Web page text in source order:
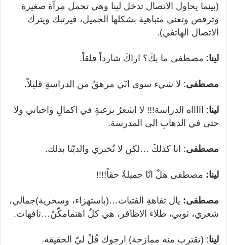
(بينما يحاول الاتصال تدخل لينا وهي تحمل مرآة صغيرة
وترقص وتغني متباهية بشكلها الجميل، فيرتبك ويترك
الاتصال الهاتفي).
لينا: مصطفى ما بكَ؟ اراكَ شارداً قلقاً.
مصطفى: لا شيء سوى انّي مرهقٌ من الدراسةِ قليلاً.
لينا: اااااه الدراسة!!! لا اشعرُ برغبةٍ في اكمالِ واجباتي ولا
حتى في الذهابِ الى المدرسة.
مصطفى: انا كذلكَ …لكن لا تُخبري والديّنا بذلك.
لينا: مصطفى هلْ انّا جميلةٌ حقاً!!!!
مصطفى: يال تفاهةِ الفتيات…(باستهزاء، وسخرية)جمالي،
شعري، ثوبي، طلاء الاظافر، هي كلُ اهتمامكّنْ…تافهات.
لينا: (تقترب منه ممازحة) ارجوك قُلْ ليّ الحقيقة.